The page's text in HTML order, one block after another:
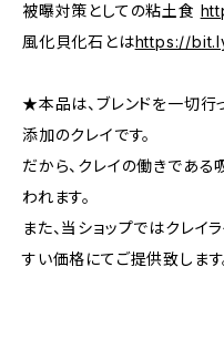
被曝対策としての粘土食
風化貝化石とはhttps://
★本品は、ブレンドを一切行
添加のクレイです。
だから、クレイの働きである
われます。
また、当ショップではクレイ
すい価格にてご提供致します